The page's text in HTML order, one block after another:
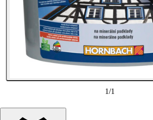
1/1